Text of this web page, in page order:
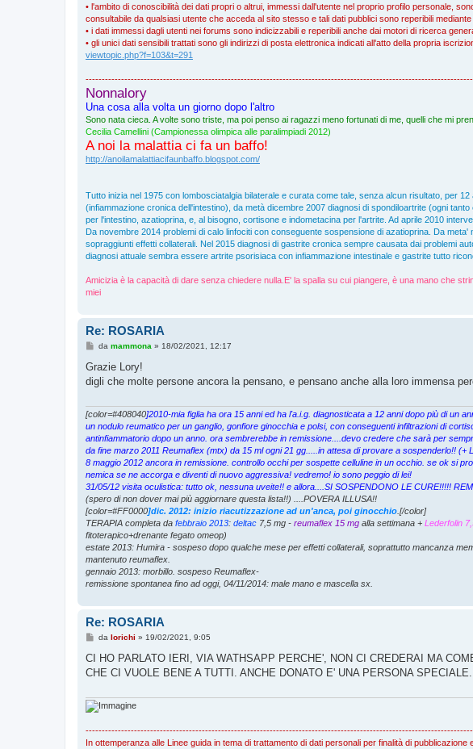
• l'ambito di conoscibilità dei dati propri o altrui, immessi dall'utente nel proprio profilo personale,
consultabile da qualsiasi utente che acceda al sito stesso e tali dati pubblici sono reperibili
• i dati immessi dagli utenti nei forums sono indicizzabili e reperibili anche dai motori di ricerca
• gli unici dati sensibili trattati sono gli indirizzi di posta elettronica indicati all'atto della propria
viewtopic.php?f=103&t=291
Nonnalory
Una cosa alla volta un giorno dopo l'altro
Sono nata cieca. A volte sono triste, ma poi penso ai ragazzi meno fortunati di me, quelli che mi
Cecilia Camellini (Campionessa olimpica alle paralimpiadi 2012)
A noi la malattia ci fa un baffo!
http://anoilamalattiacifaunbaffo.blogspot.com/
Tutto inizia nel 1975 con lombosciatalgia bilaterale e curata come tale, senza alcun risultato, per
(infiammazione cronica dell'intestino), da metà dicembre 2007 diagnosi di spondiloartrite (ogni
per l'intestino, azatioprina, e, al bisogno, cortisone e indometacina per l'artrite. Ad aprile 2010
Da novembre 2014 problemi di calo linfociti con conseguente sospensione di azatioprina. Da
sopraggiunti effetti collaterali. Nel 2015 diagnosi di gastrite cronica sempre causata dai problemi
diagnosi attuale sembra essere artrite psorisiaca con infiammazione intestinale e gastrite tutto
Amicizia è la capacità di dare senza chiedere nulla.E' la spalla su cui piangere, è una mano che
miei
Re: ROSARIA
M
s
a
i
da mammona » 18/02/2021, 12:17
Grazie Lory!
digli che molte persone ancora la pensano, e pensano anche alla loro immensa
[color=#408040]2010-mia figlia ha ora 15 anni ed ha l'a.i.g. diagnosticata a 12 anni dopo più di un
un nodulo reumatico per un ganglio, gonfiore ginocchia e polsi, con conseguenti infiltrazioni di
antinfiammatorio dopo un anno. ora sembrerebbe in remissione....devo credere che sarà per
da fine marzo 2011 Reumaflex (mtx) da 15 ml ogni 21 gg.....in attesa di provare a sospenderlo!! (+
8 maggio 2012 ancora in remissione. controllo occhi per sospette celluline in un occhio. se ok si
nemica se ne accorga e diventi di nuovo aggressiva! vedremo! io sono peggio di lei!
31/05/12 visita oculistica: tutto ok, nessuna uveite!! e allora....SI SOSPENDONO LE CURE!!!!!
(spero di non dover mai più aggiornare questa lista!!) ....POVERA ILLUSA!!
[color=#FF0000]dic. 2012: inizio riacutizzazione ad un'anca, poi ginocchio .[/color]
TERAPIA completa da febbraio 2013: deltac 7,5 mg - reumaflex 15 mg alla settimana + Lederfolin
fitoterapico+drenante fegato omeop)
estate 2013: Humira - sospeso dopo qualche mese per effetti collaterali, soprattutto mancanza
mantenuto reumaflex.
gennaio 2013: morbillo. sospeso Reumaflex-
remissione spontanea fino ad oggi, 04/11/2014: male mano e mascella sx.
Re: ROSARIA
M
s
a
i
o
da lorichi » 19/02/2021, 9:05
CI HO PARLATO IERI, VIA WATHSAPP PERCHE', NON CI CREDERAI MA
CHE CI VUOLE BENE A TUTTI. ANCHE DONATO E' UNA PERSONA SPECIALE.
In ottemperanza alle Linee guida in tema di trattamento di dati personali per finalità di